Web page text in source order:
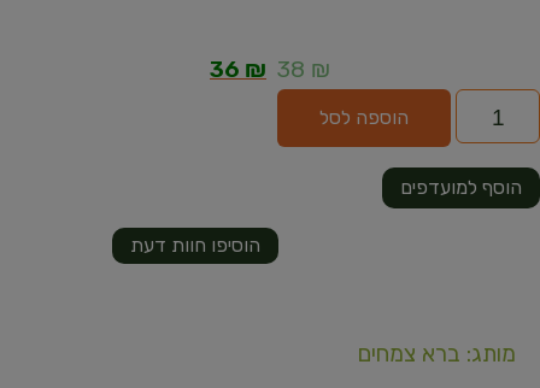
38 ₪
36 ₪
הוספה לסל
הוסיפו חוות דעת
הוסף למועדפים
מותג: ברא צמחים